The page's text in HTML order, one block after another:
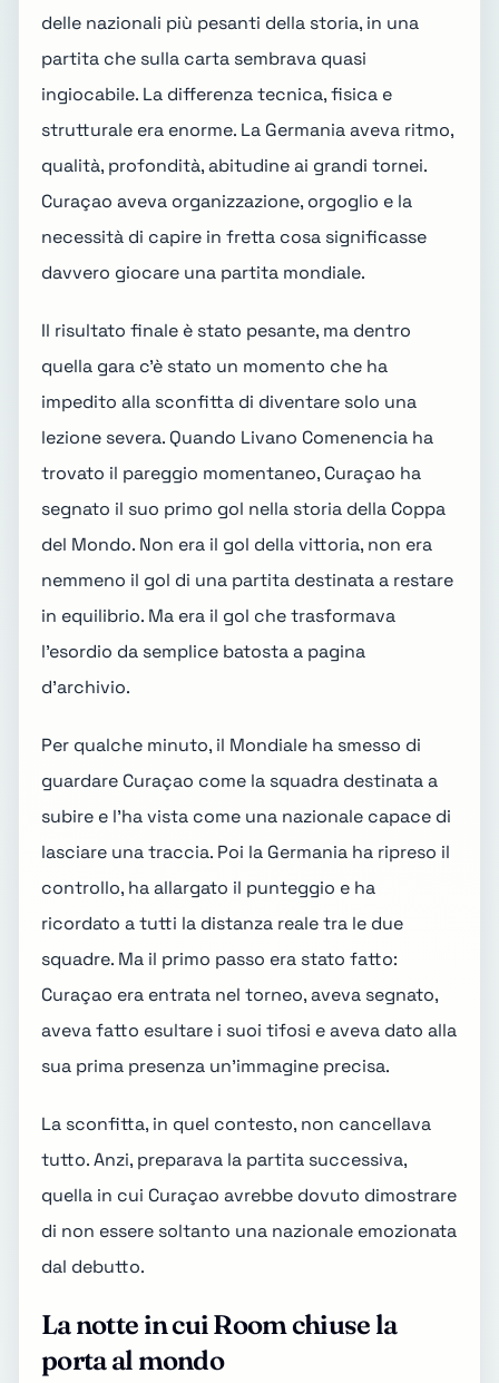
delle nazionali più pesanti della storia, in una
partita che sulla carta sembrava quasi
ingiocabile. La differenza tecnica, fisica e
strutturale era enorme. La Germania aveva ritmo,
qualità, profondità, abitudine ai grandi tornei.
Curaçao aveva organizzazione, orgoglio e la
necessità di capire in fretta cosa significasse
davvero giocare una partita mondiale.
Il risultato finale è stato pesante, ma dentro
quella gara c'è stato un momento che ha
impedito alla sconfitta di diventare solo una
lezione severa. Quando Livano Comenencia ha
trovato il pareggio momentaneo, Curaçao ha
segnato il suo primo gol nella storia della Coppa
del Mondo. Non era il gol della vittoria, non era
nemmeno il gol di una partita destinata a restare
in equilibrio. Ma era il gol che trasformava
l'esordio da semplice batosta a pagina
d'archivio.
Per qualche minuto, il Mondiale ha smesso di
guardare Curaçao come la squadra destinata a
subire e l'ha vista come una nazionale capace di
lasciare una traccia. Poi la Germania ha ripreso il
controllo, ha allargato il punteggio e ha
ricordato a tutti la distanza reale tra le due
squadre. Ma il primo passo era stato fatto:
Curaçao era entrata nel torneo, aveva segnato,
aveva fatto esultare i suoi tifosi e aveva dato alla
sua prima presenza un'immagine precisa.
La sconfitta, in quel contesto, non cancellava
tutto. Anzi, preparava la partita successiva,
quella in cui Curaçao avrebbe dovuto dimostrare
di non essere soltanto una nazionale emozionata
dal debutto.
La notte in cui Room chiuse la
porta al mondo